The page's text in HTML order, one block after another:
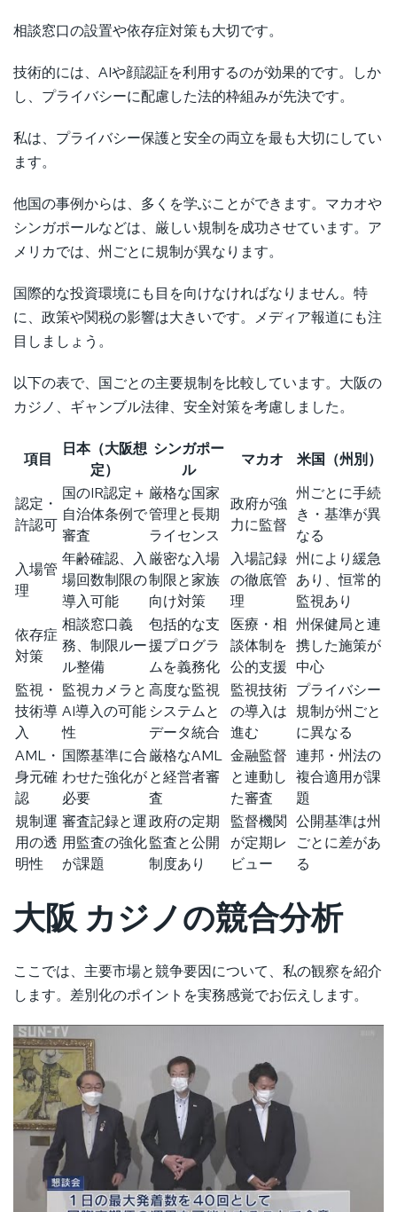
相談窓口の設置や依存症対策も大切です。
技術的には、AIや顔認証を利用するのが効果的です。しか
し、プライバシーに配慮した法的枠組みが先決です。
私は、プライバシー保護と安全の両立を最も大切にしてい
ます。
他国の事例からは、多くを学ぶことができます。マカオや
シンガポールなどは、厳しい規制を成功させています。ア
メリカでは、州ごとに規制が異なります。
国際的な投資環境にも目を向けなければなりません。特
に、政策や関税の影響は大きいです。メディア報道にも注
目しましょう。
以下の表で、国ごとの主要規制を比較しています。大阪の
カジノ、ギャンブル法律、安全対策を考慮しました。
項目
日本（大阪想
定）
シンガポー
ル
マカオ 米国（州別）
認定・
許認可
国のIR認定＋
自治体条例で
審査
厳格な国家
管理と長期
ライセンス
政府が強
力に監督
州ごとに手続
き・基準が異
なる
入場管
理
年齢確認、入
場回数制限の
導入可能
厳密な入場
制限と家族
向け対策
入場記録
の徹底管
理
州により緩急
あり、恒常的
監視あり
依存症
対策
相談窓口義
務、制限ルー
ル整備
包括的な支
援プログラ
ムを義務化
医療・相
談体制を
公的支援
州保健局と連
携した施策が
中心
監視・
技術導
入
監視カメラと
AI導入の可能
性
高度な監視
システムと
データ統合
監視技術
の導入は
進む
プライバシー
規制が州ごと
に異なる
AML・
身元確
認
国際基準に合
わせた強化が
必要
厳格なAML
と経営者審
査
金融監督
と連動し
た審査
連邦・州法の
複合適用が課
題
規制運
用の透
明性
審査記録と運
用監査の強化
が課題
政府の定期
監査と公開
制度あり
監督機関
が定期レ
ビュー
公開基準は州
ごとに差があ
る
大阪 カジノの競合分析
ここでは、主要市場と競争要因について、私の観察を紹介
します。差別化のポイントを実務感覚でお伝えします。